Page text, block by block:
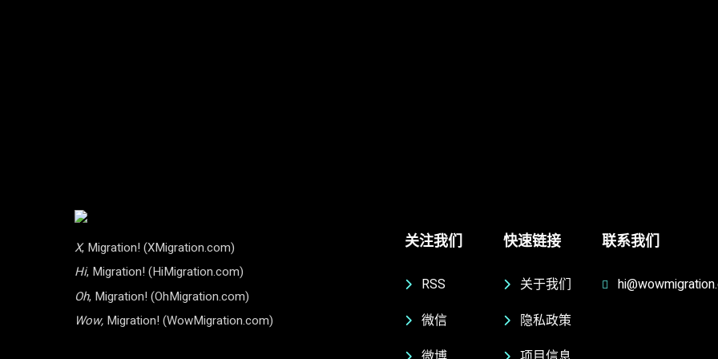
X, Migration! (XMigration.com)
Hi, Migration! (HiMigration.com)
Oh, Migration! (OhMigration.com)
Wow, Migration! (WowMigration.com)
关注我们
RSS
微信
快速链接
关于我们
隐私政策
联系我们